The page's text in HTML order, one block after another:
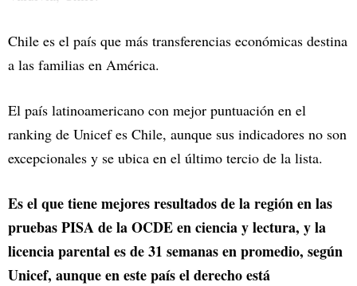
Chile es el país que más transferencias económicas destina
a las familias en América.
El país latinoamericano con mejor puntuación en el
ranking de Unicef es Chile, aunque sus indicadores no son
excepcionales y se ubica en el último tercio de la lista.
Es el que tiene mejores resultados de la región en las
pruebas PISA de la OCDE en ciencia y lectura, y la
licencia parental es de 31 semanas en promedio, según
Unicef, aunque en este país el derecho está